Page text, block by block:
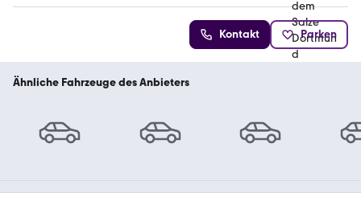
Kontakt Parken
Ähnliche Fahrzeuge des Anbieters